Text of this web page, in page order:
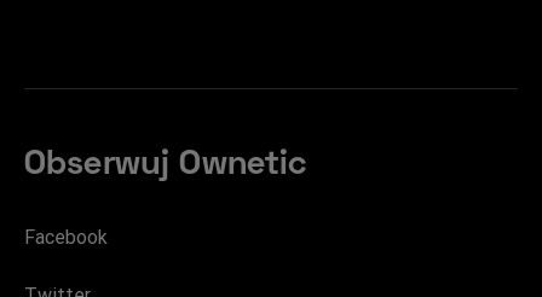
Obserwuj Ownetic
Facebook